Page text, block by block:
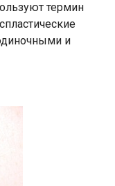
термин
и